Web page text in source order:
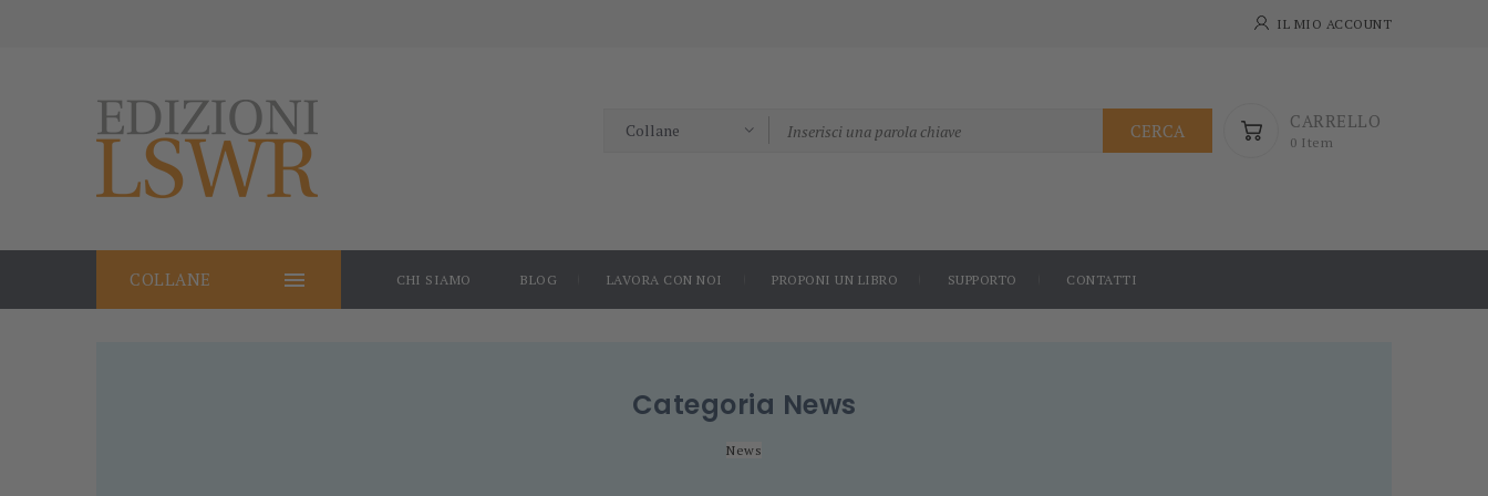
IL MIO ACCOUNT
CARRELLO
0 Item
CERCA

COLLANE CHI SIAMO BLOG LAVORA CON NOI PROPONI UN LIBRO SUPPORTO CONTATTI
Categoria News
News